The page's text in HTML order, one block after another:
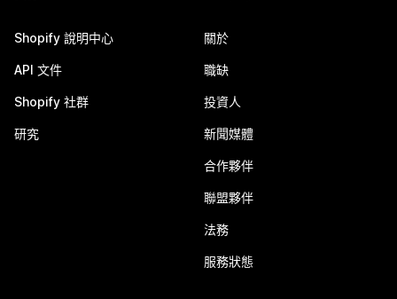
Shopify 說明中心
API 文件
Shopify 社群
研究
關於
職缺
投資人
新聞媒體
合作夥伴
聯盟夥伴
法務
服務狀態